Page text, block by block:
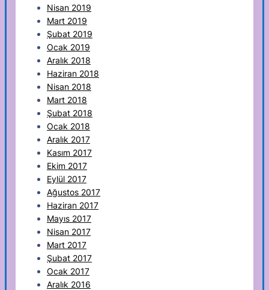
Nisan 2019
Mart 2019
Şubat 2019
Ocak 2019
Aralık 2018
Haziran 2018
Nisan 2018
Mart 2018
Şubat 2018
Ocak 2018
Aralık 2017
Kasım 2017
Ekim 2017
Eylül 2017
Ağustos 2017
Haziran 2017
Mayıs 2017
Nisan 2017
Mart 2017
Şubat 2017
Ocak 2017
Aralık 2016